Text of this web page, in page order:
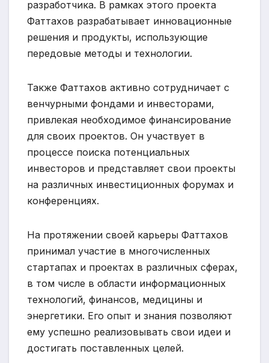
разработчика. В рамках этого проекта
Фаттахов разрабатывает инновационные
решения и продукты, использующие
передовые методы и технологии.
Также Фаттахов активно сотрудничает с
венчурными фондами и инвесторами,
привлекая необходимое финансирование
для своих проектов. Он участвует в
процессе поиска потенциальных
инвесторов и представляет свои проекты
на различных инвестиционных форумах и
конференциях.
На протяжении своей карьеры Фаттахов
принимал участие в многочисленных
стартапах и проектах в различных сферах,
в том числе в области информационных
технологий, финансов, медицины и
энергетики. Его опыт и знания позволяют
ему успешно реализовывать свои идеи и
достигать поставленных целей.